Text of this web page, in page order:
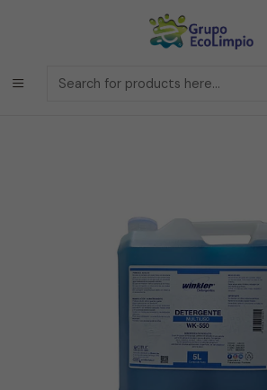
Envíos a la Region Metropolitana
compras antes de las 12 del medio día de
Envíos a todo Chilea traves de
Home Línea Restaurantes
Detergente Industrial Multiuso -